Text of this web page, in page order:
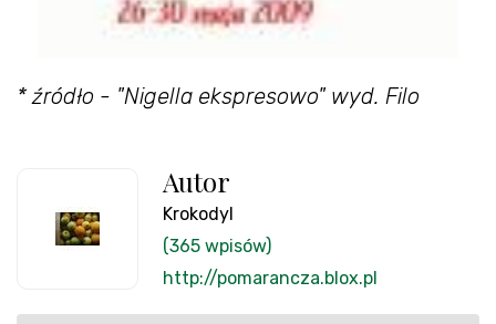
* źródło - "Nigella ekspresowo" wyd. Filo
Autor
Krokodyl
(365 wpisów)
http://pomarancza.blox.pl